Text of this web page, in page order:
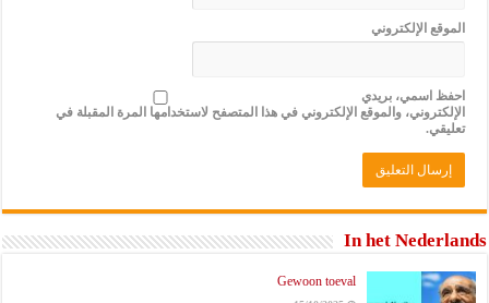
الموقع الإلكتروني
احفظ اسمي، بريدي
الإلكتروني، والموقع الإلكتروني في هذا المتصفح لاستخدامها المرة المقبلة في
تعليقي.
In het Nederlands
Gewoon toeval